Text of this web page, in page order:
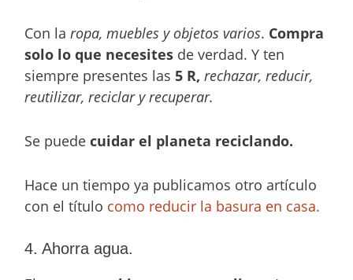
Con laropa, muebles y objetos varios. Compra
solo lo que necesites de verdad. Y ten
siempre presentes las 5 R, rechazar, reducir,
reutilizar, reciclar y recuperar.
Se puede cuidar el planeta reciclando.
Hace un tiempo ya publicamos otro artículo
con el título como reducir la basura en casa.
4. Ahorra agua.